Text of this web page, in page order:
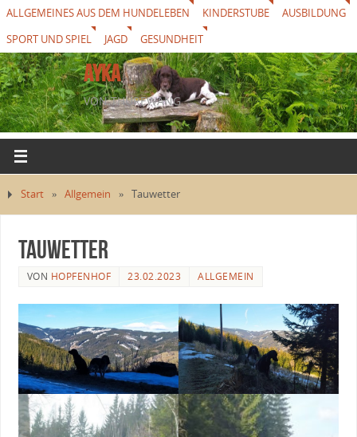
ALLGEMEINES AUS DEM HUNDELEBEN KINDERSTUBE
AUSBILDUNG
SPORT UND SPIEL
JAGD GESUNDHEIT
AYKA
VON THUREWANG
Start » Allgemein » Tauwetter
Tauwetter
VON HOPFENHOF 23.02.2023 ALLGEMEIN